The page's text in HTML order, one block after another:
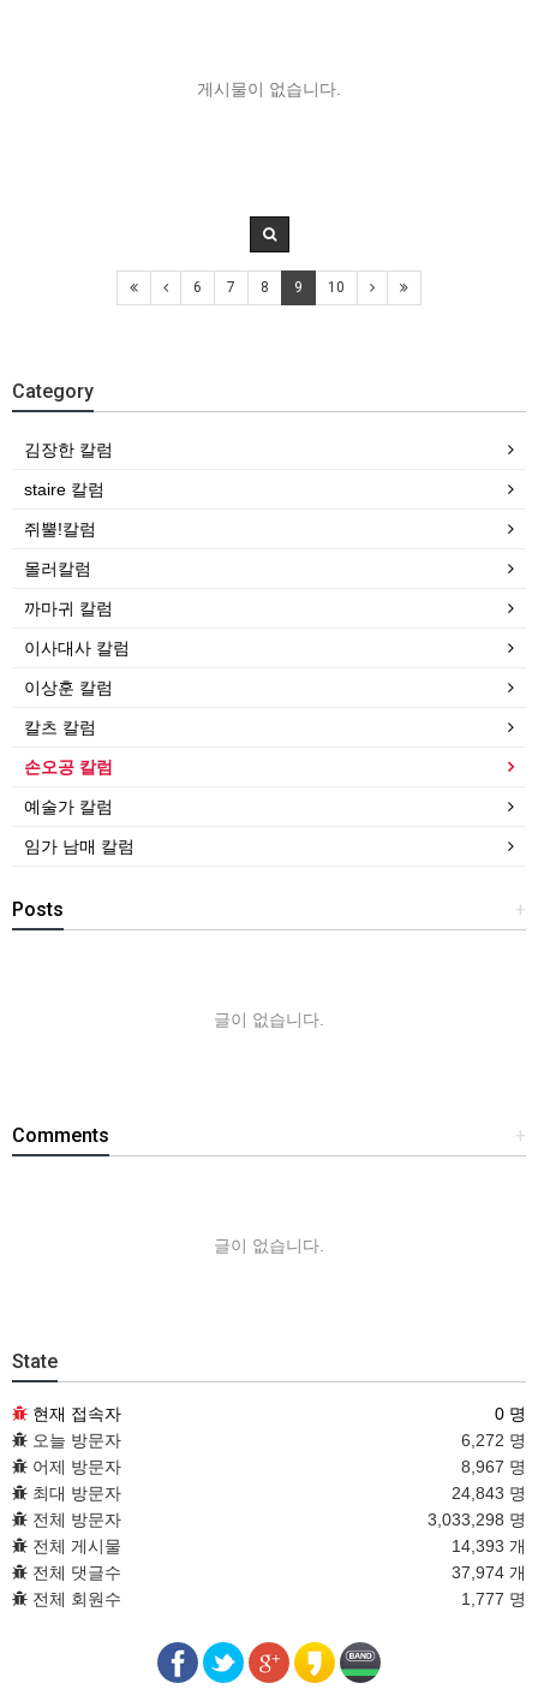
게시물이 없습니다.
6 7 8 9 10
Category
김장한 칼럼
staire 칼럼
쥐뿔!칼럼
몰러칼럼
까마귀 칼럼
이사대사 칼럼
이상훈 칼럼
칼츠 칼럼
손오공 칼럼
예술가 칼럼
임가 남매 칼럼
+
Posts
글이 없습니다.
+
Comments
글이 없습니다.
State
현재 접속자
0 명
오늘 방문자
6,272 명
어제 방문자
8,967 명
최대 방문자
24,843 명
전체 방문자
3,033,298 명
전체 게시물
14,393 개
전체 댓글수
37,974 개
전체 회원수
1,777 명